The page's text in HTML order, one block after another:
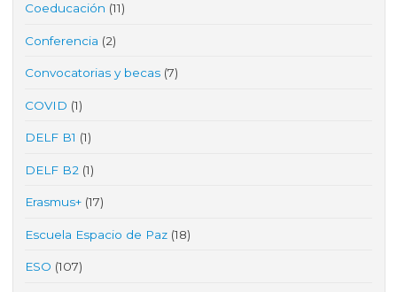
Coeducación (11)
Conferencia (2)
Convocatorias y becas (7)
COVID (1)
DELF B1 (1)
DELF B2 (1)
Erasmus+ (17)
Escuela Espacio de Paz (18)
ESO (107)